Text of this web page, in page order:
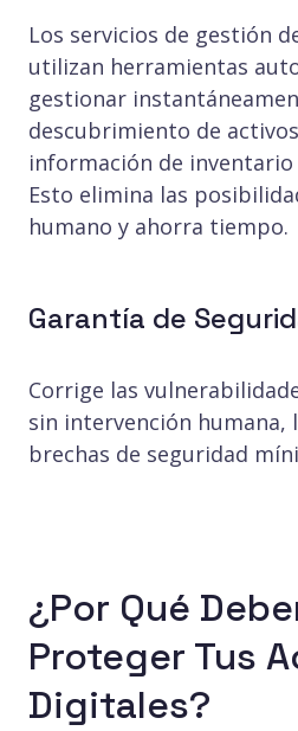
Los servicios de gestión
utilizan herramientas
gestionar
descubrimiento de
información de
Esto elimina las
humano y ahorra tiempo.
Garantía de
Corrige las
sin intervención humana,
brechas de seguridad
¿Por Qué
Proteger Tus
Digitales?